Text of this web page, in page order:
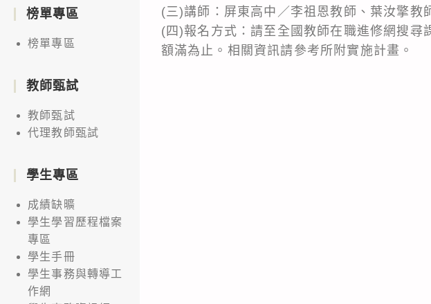
(三)講師：屏東高中／李祖恩教師、葉汝擎教
(四)報名方式：請至全國教師在職進修網搜
額滿為止。相關資訊請參考所附實施計畫。
榜單專區
榜單專區
教師甄試
教師甄試
代理教師甄試
學生專區
成績缺曠
學生學習歷程檔案
專區
學生手冊
學生事務與轉導工
作網